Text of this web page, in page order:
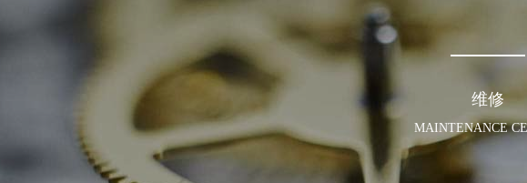
维修
MAINTENANCE